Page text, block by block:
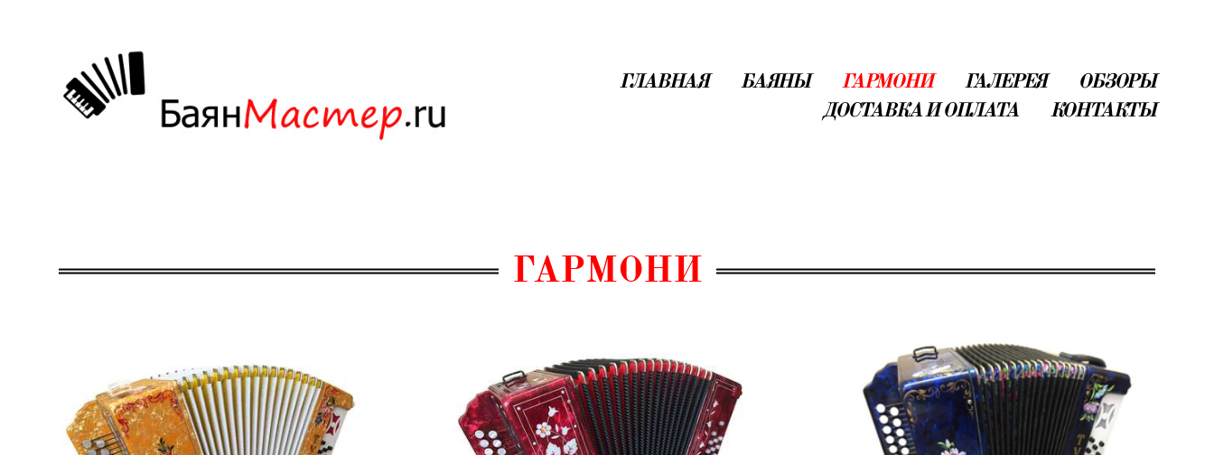
ГЛАВНАЯ БАЯНЫ ГАРМОНИ ГАЛЕРЕЯ
ОБЗОРЫ
ДОСТАВКА И ОПЛАТА
КОНТАКТЫ
ГАРМОНИ